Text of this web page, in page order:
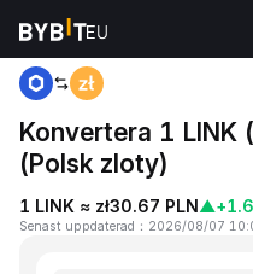
Hem LINK to PLN
Konvertera 1 LINK
(Polsk zloty)
1 LINK ≈ zł30.67 PLN▲
Senast uppdaterad ： 2026/08/07